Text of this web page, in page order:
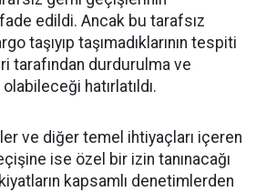
edildi. Ancak bu tarafsız
taşıyıp taşımadıklarının tespiti
tarafından durdurulma ve
hatırlatıldı.
ve diğer temel ihtiyaçları içeren
ise özel bir izin tanınacağı
kapsamlı denetimlerden